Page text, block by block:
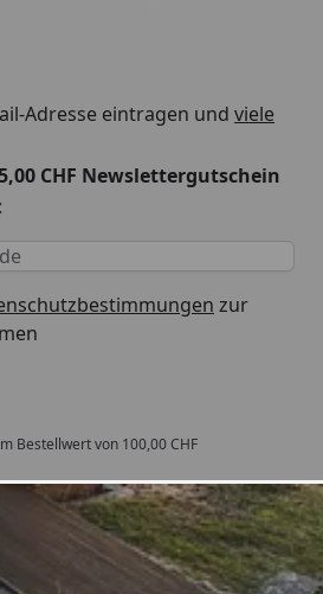
Adresse eintragen und viele
CHF Newslettergutschein
zur
Bestellwert von 100,00 CHF
Shops